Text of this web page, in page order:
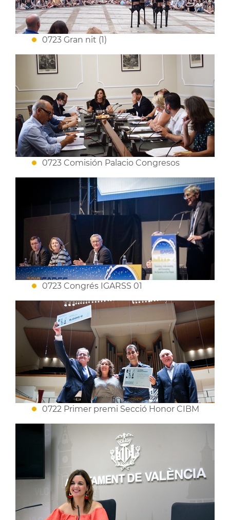
0723 Gran nit (1)
0723 Comisión Palacio Congresos
0723 Congrés IGARSS 01
0722 Primer premi Secció Honor CIBM